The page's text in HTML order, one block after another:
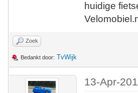
huidige
Zoek
Bedankt door: TvWijk
13-Apr-